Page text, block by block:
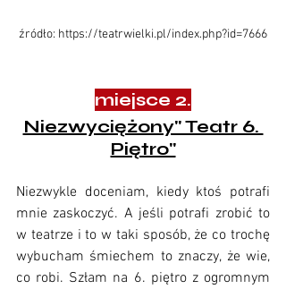
źródło: https://teatrwielki.pl/index.php?id=7666
miejsce 2.
Niezwyciężony" Teatr 6.
Piętro"
Niezwykle doceniam, kiedy ktoś potrafi
mnie zaskoczyć. A jeśli potrafi zrobić to
w teatrze i to w taki sposób, że co trochę
wybucham śmiechem to znaczy, że wie,
co robi. Szłam na 6. piętro z ogromnym